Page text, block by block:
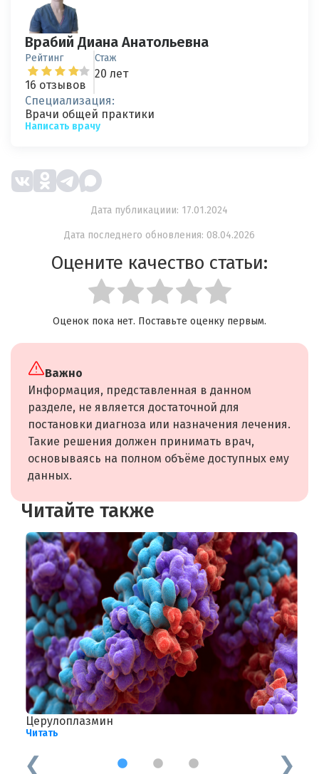
Врабий Диана Анатольевна
Рейтинг
16 отзывов
Стаж
20 лет
Специализация:
Врачи общей практики
Написать врачу
Дата публикациии: 17.01.2024
Дата последнего обновления: 08.04.2026
Оцените качество статьи:
Оценок пока нет. Поставьте оценку первым.
Важно
Информация, представленная в данном
разделе, не является достаточной для
постановки диагноза или назначения лечения.
Такие решения должен принимать врач,
основываясь на полном объёме доступных ему
данных.
Читайте также
Церулоплазмин
Читать
1 2 3